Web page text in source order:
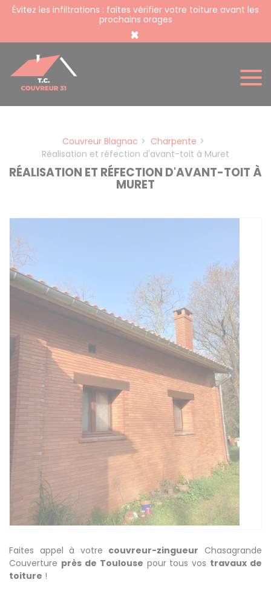
Évitez les infiltrations : faites vérifier votre toiture avant les
prochains orages
×
Couvreur Blagnac
Charpente
Réalisation et réfection d'avant-toit à Muret
RÉALISATION ET RÉFECTION D'AVANT-TOIT À
MURET
Faites appel à votre couvreur-zingueur Chasagrande
Couverture près de Toulouse pour tous vos travaux de
toiture !
Panneau de gestion des cookies